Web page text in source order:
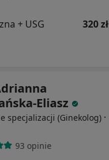
+ USG 320 zł
Eliasz
specjalizacji (Ginekolog) ·
93 opinie